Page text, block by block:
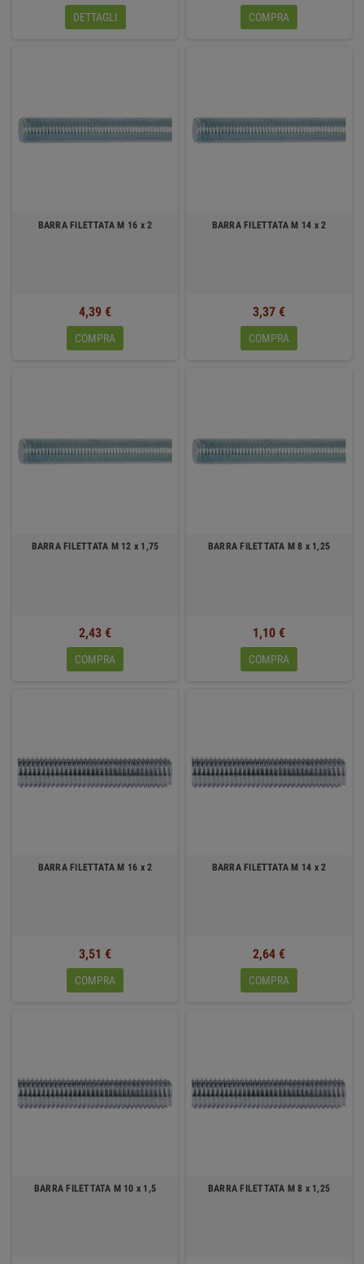
DETTAGLI COMPRA
BARRA FILETTATA M 16 x 2
4,39 €
COMPRA
BARRA FILETTATA M 14 x 2
3,37 €
COMPRA
BARRA FILETTATA M 12 x 1,75
2,43 €
COMPRA
BARRA FILETTATA M 8 x 1,25
1,10 €
COMPRA
BARRA FILETTATA M 16 x 2
3,51 €
COMPRA
BARRA FILETTATA M 14 x 2
2,64 €
COMPRA
BARRA FILETTATA M 10 x 1,5 BARRA FILETTATA M 8 x 1,25